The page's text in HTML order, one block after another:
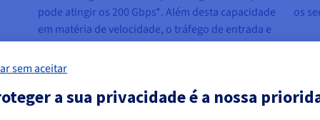
pode atingir os 200 Gbps*. Além desta capacidade
em matéria de velocidade, o tráfego de entrada e
de saída é sempre ilimitado** na OVHcloud.
* Consulte a tabela de compatibilidade das gamas.
** Excluindo as regiões da Ásia-Pacífico.
os
sem aceitar
a sua privacidade é a nossa